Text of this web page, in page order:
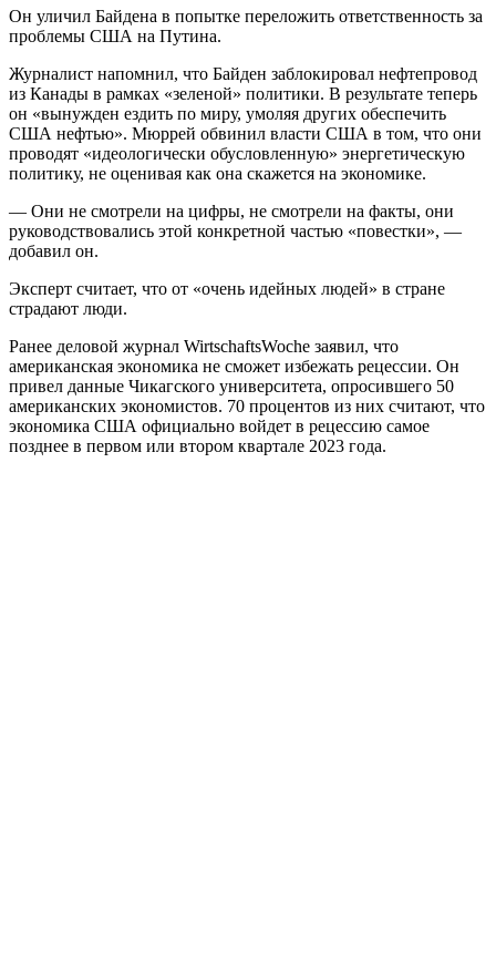
Он уличил Байдена в попытке переложить ответственность за
проблемы США на Путина.
Журналист напомнил, что Байден заблокировал нефтепровод
из Канады в рамках «зеленой» политики. В результате теперь
он «вынужден ездить по миру, умоляя других обеспечить
США нефтью». Мюррей обвинил власти США в том, что они
проводят «идеологически обусловленную» энергетическую
политику, не оценивая как она скажется на экономике.
— Они не смотрели на цифры, не смотрели на факты, они
руководствовались этой конкретной частью «повестки», —
добавил он.
Эксперт считает, что от «очень идейных людей» в стране
страдают люди.
Ранее деловой журнал WirtschaftsWoche заявил, что
американская экономика не сможет избежать рецессии. Он
привел данные Чикагского университета, опросившего 50
американских экономистов. 70 процентов из них считают, что
экономика США официально войдет в рецессию самое
позднее в первом или втором квартале 2023 года.